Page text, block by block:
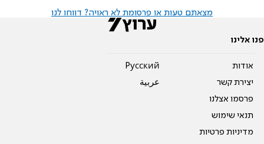
מצאתם טעות או פרסומת לא ראויה? דווחו לנו
פנו אלינו
אודות
יצירת קשר
פרסמו אצלנו
תנאי שימוש
מדיניות פרטיות
Pусский
عربية